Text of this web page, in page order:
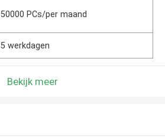
50000 PCs/per maand
5 werkdagen
Bekijk meer